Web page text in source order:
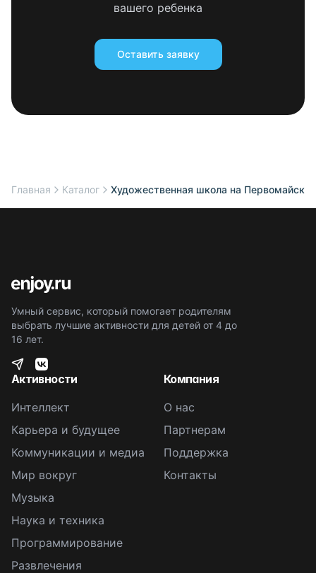
вашего ребенка
Оставить заявку
Главная Каталог Художественная школа на Первомайской
Умный сервис, который помогает родителям
выбрать лучшие активности для детей от 4 до
16 лет.
Активности
Интеллект
Карьера и будущее
Коммуникации и медиа
Мир вокруг
Музыка
Наука и техника
Программирование
Развлечения
Компания
О нас
Партнерам
Поддержка
Контакты